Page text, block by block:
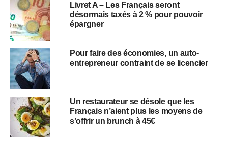
Livret A – Les Français seront
désormais taxés à 2 % pour pouvoir
épargner
Pour faire des économies, un auto-
entrepreneur contraint de se licencier
Un restaurateur se désole que les
Français n’aient plus les moyens de
s’offrir un brunch à 45€